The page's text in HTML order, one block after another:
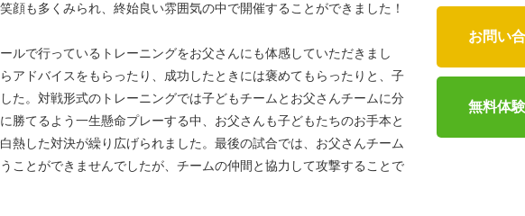
顔も多くみられ、終始良い雰囲気の中で開催することができました！
ルで行っているトレーニングをお父さんにも体感していただきまし
アドバイスをもらったり、成功したときには褒めてもらったりと、子
た。対戦形式のトレーニングでは子どもチームとお父さんチームに分
勝てるよう一生懸命プレーする中、お父さんも子どもたちのお手本と
熱した対決が繰り広げられました。最後の試合では、お父さんチーム
ことができませんでしたが、チームの仲間と協力して攻撃することで
お問い
無料体